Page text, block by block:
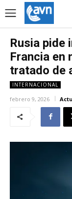
Rusia pide
Francia en
tratado de
INTERNACIONAL
febrero 9, 2026